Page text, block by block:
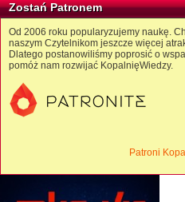
Zostań Patronem
Od 2006 roku popularyzujemy naukę.
naszym Czytelnikom jeszcze więcej
Dlatego postanowiliśmy poprosić o
pomóż nam rozwijać KopalnięWiedzy.
Patroni